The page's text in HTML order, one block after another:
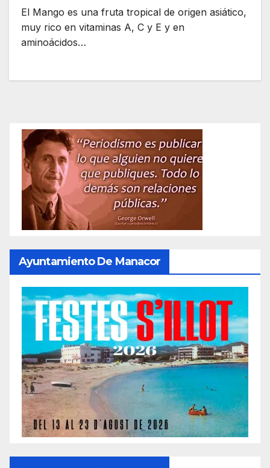
El Mango es una fruta tropical de origen asiático,
muy rico en vitaminas A, C y E y en
aminoácidos…
Ayuntamiento De Manacor